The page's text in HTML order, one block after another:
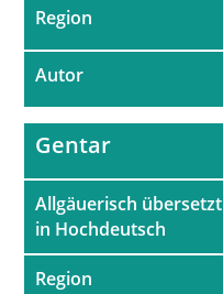
Region
Autor
Allgäuerisch übersetzt
in Hochdeutsch
Region
Gentar